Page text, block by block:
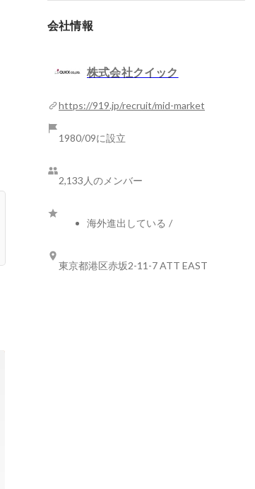
会社情報
株式会社クイック
https://919.jp/recruit/mid-market
1980/09に設立
2,133人のメンバー
海外進出している /
東京都港区赤坂2-11-7 ATT EAST